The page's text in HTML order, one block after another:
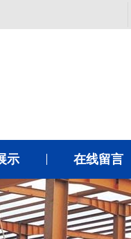
示 在线留言